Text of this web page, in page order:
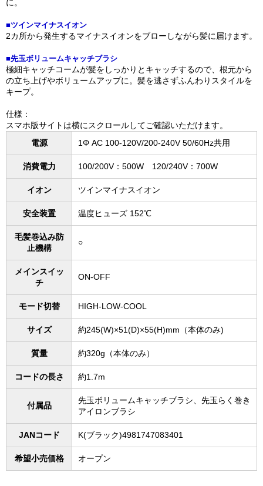
に。
■ツインマイナスイオン
2カ所から発生するマイナスイオンをブローしながら髪に届けます。
■先玉ボリュームキャッチブラシ
極細キャッチコームが髪をしっかりとキャッチするので、根元から
の立ち上げやボリュームアップに。髪を逃さずふんわりスタイルを
キープ。
仕様：
スマホ版サイトは横にスクロールしてご確認いただけます。
電源
1Φ AC 100-120V/200-240V 50/60Hz共用
消費電力 100/200V：500W 120/240V：700W
イオン ツインマイナスイオン
安全装置 温度ヒューズ 152℃
毛髪巻込み防
止機構
○
メインスイッ
チ
ON-OFF
モード切替 HIGH-LOW-COOL
サイズ 約245(W)×51(D)×55(H)mm（本体のみ)
質量 約320g（本体のみ）
コードの長さ 約1.7m
付属品
先玉ボリュームキャッチブラシ、先玉らく巻き
アイロンブラシ
JANコード K(ブラック)4981747083401
希望小売価格 オープン